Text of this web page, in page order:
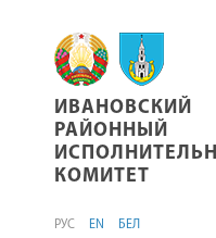
ИВАНОВСКИЙ
ИВАНОВСКИЙ
РАЙОННЫЙ
КОМИТЕТ
РУС EN БЕЛ